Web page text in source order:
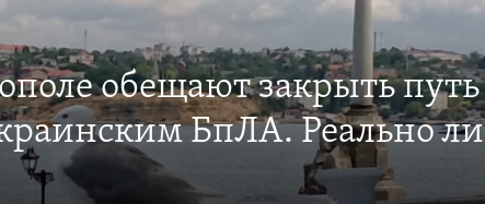
обещают закрыть путь
БпЛА. Реально ли